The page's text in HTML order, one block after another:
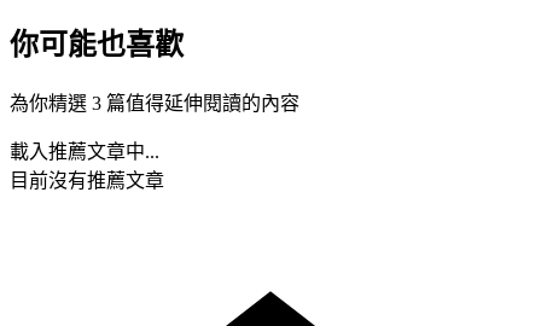
你可能也喜歡
為你精選 3 篇值得延伸閱讀的內容
載入推薦文章中...
目前沒有推薦文章